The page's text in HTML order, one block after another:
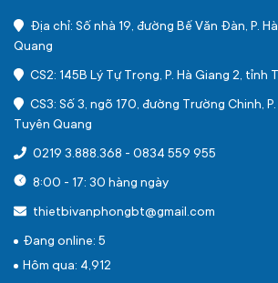
Địa chỉ: Số nhà 19, đường Bế Văn Đàn, P.
Quang
CS2: 145B Lý Tự Trọng, P. Hà Giang 2, tỉnh
CS3: Số 3, ngõ 170, đường Trường Chinh,
Tuyên Quang
0219 3.888.368 - 0834 559 955
8:00 - 17: 30 hàng ngày
thietbivanphongbt@gmail.com
Đang online: 5
Hôm qua: 4,912